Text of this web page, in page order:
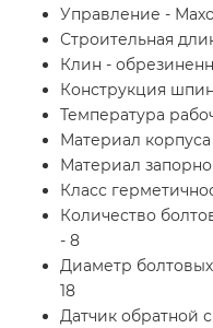
Управление -
Строительная
Клин -
Конструкция
Температура
Материал корпуса
Материал
Класс
Количество
- 8
Диаметр
18
Датчик обратной